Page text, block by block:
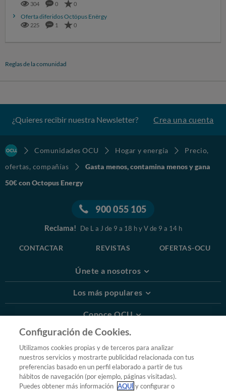
304 0 0
Oferta diferidos Octöpus Enërgy
225 1 0
Reglas de la comunidad
¿Quieres recibir nuestra Newsletter? Crea una cuenta
Comunidades OCU Hogar y energía
Precio,
ofertas, compañías
Gasta menos, contamina menos y gana
50€ con Octopus Energy
900 055 105
Reclama! De L a J de 9 a 18 h y V de 9 a 14 h
CONTACTAR REVISTAS OFERTAS-OCU
Únete a nosotros
Los más populares
Conoce OCU
Más Información
© 2026 OCU
Condiciones generales de contratación de OCU
Política de privacidad
Configuración de Cookies.
Utilizamos cookies propias y de terceros para analizar
nuestros servicios y mostrarte publicidad relacionada con tus
preferencias basado en un perfil elaborado a partir de tus
hábitos de navegación (por ejemplo, páginas visitadas).
Puedes obtener más información AQUÍy configurar o